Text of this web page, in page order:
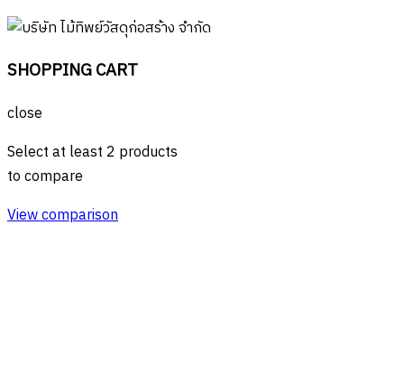
SHOPPING CART
close
Select at least 2 products
to compare
View comparison